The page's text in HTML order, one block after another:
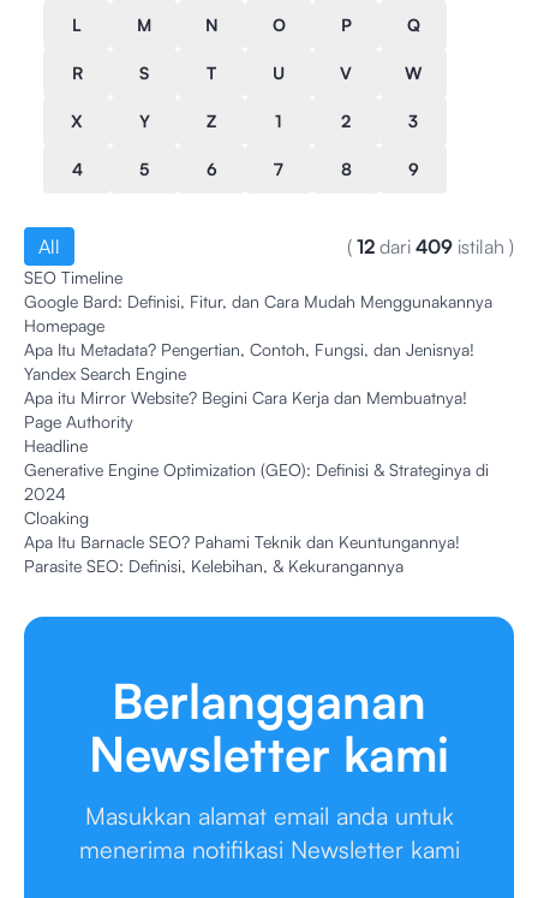
L M N O P Q
R S T U V W
X Y Z 1 2 3
4 5 6 7 8 9
All ( 12 dari 409 istilah )
SEO Timeline
Google Bard: Definisi, Fitur, dan Cara Mudah Menggunakannya
Homepage
Apa Itu Metadata? Pengertian, Contoh, Fungsi, dan Jenisnya!
Yandex Search Engine
Apa itu Mirror Website? Begini Cara Kerja dan Membuatnya!
Page Authority
Headline
Generative Engine Optimization (GEO): Definisi & Strateginya di
2024
Cloaking
Apa Itu Barnacle SEO? Pahami Teknik dan Keuntungannya!
Parasite SEO: Definisi, Kelebihan, & Kekurangannya
Berlangganan
Newsletter kami
Masukkan alamat email anda untuk
menerima notifikasi Newsletter kami